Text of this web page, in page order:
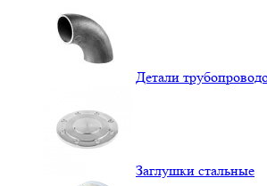
Детали
Заглушки стальные